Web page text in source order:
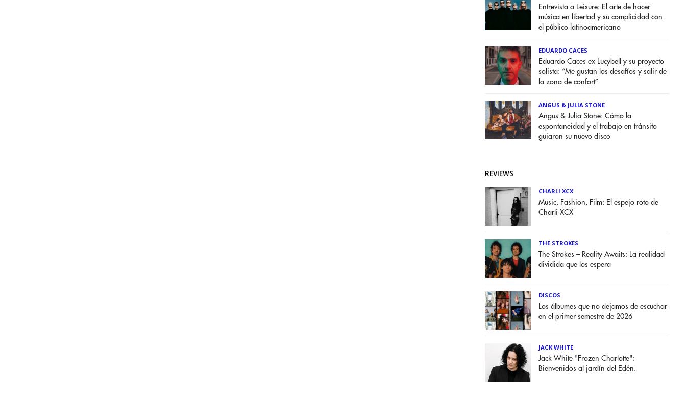
Entrevista a Leisure: El arte de hacer
música en libertad y su complicidad con
el público latinoamericano
EDUARDO CACES
Eduardo Caces ex Lucybell y su proyecto
solista: “Me gustan los desafíos y salir de
la zona de confort”
ANGUS & JULIA STONE
Angus & Julia Stone: Cómo la
espontaneidad y el trabajo en tránsito
guiaron su nuevo disco
REVIEWS
CHARLI XCX
Music, Fashion, Film: El espejo roto de
Charli XCX
THE STROKES
The Strokes – Reality Awaits: La realidad
dividida que los espera
DISCOS
Los álbumes que no dejamos de escuchar
en el primer semestre de 2026
JACK WHITE
Jack White "Frozen Charlotte":
Bienvenidos al jardín del Edén.